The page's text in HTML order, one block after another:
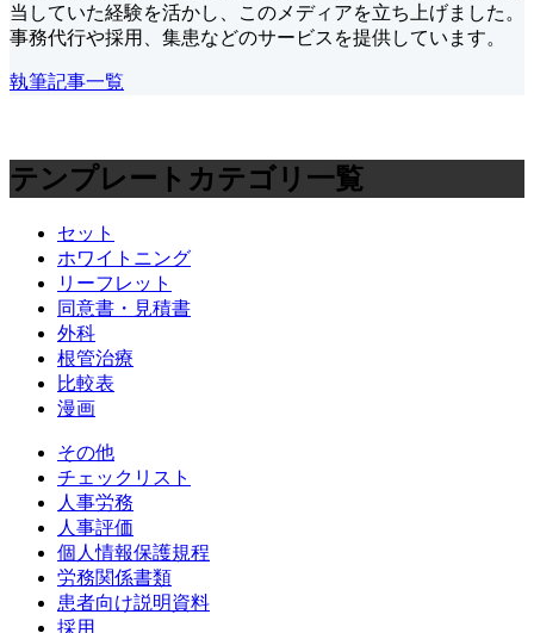
当していた経験を活かし、このメディアを立ち上げました。
事務代行や採用、集患などのサービスを提供しています。
執筆記事一覧
テンプレートカテゴリ一覧
セット
ホワイトニング
リーフレット
同意書・見積書
外科
根管治療
比較表
漫画
その他
チェックリスト
人事労務
人事評価
個人情報保護規程
労務関係書類
患者向け説明資料
採用